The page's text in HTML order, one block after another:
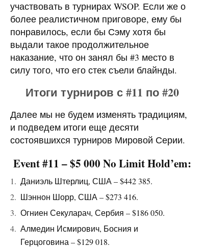
участвовать в турнирах WSOP. Если же о
более реалистичном приговоре, ему бы
понравилось, если бы Сэму хотя бы
выдали такое продолжительное
наказание, что он занял бы #3 место в
силу того, что его стек съели блайнды.
Итоги турниров с #11 по #20
Далее мы не будем изменять традициям,
и подведем итоги еще десяти
состоявшихся турниров Мировой Серии.
Event #11 – $5 000 No Limit Hold’em:
Даниэль Штерлиц, США – $442 385.
Шэннон Шорр, США – $273 416.
Огниен Секуларач, Сербия – $186 050.
Алмедин Исмирович, Босния и
Герцоговина – $129 018.